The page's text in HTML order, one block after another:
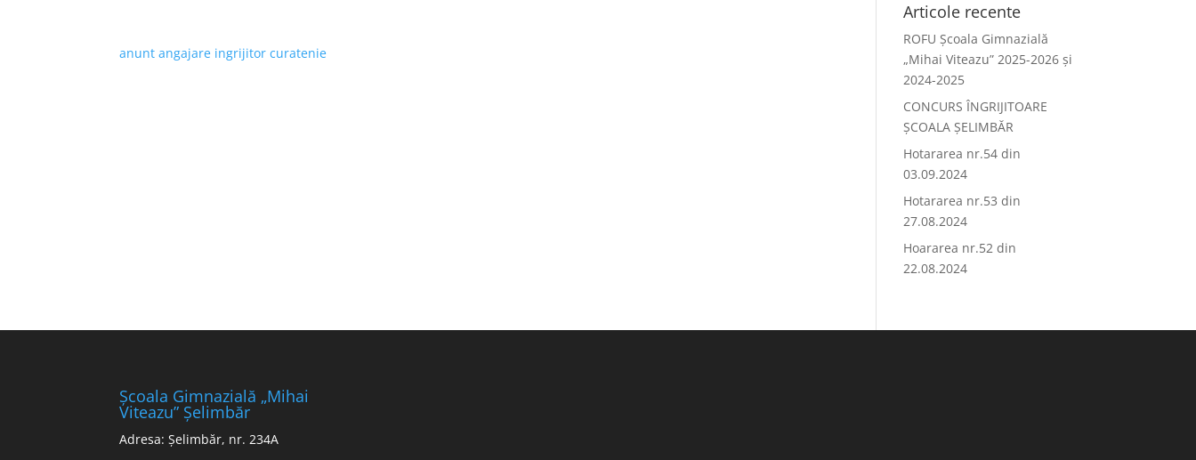
anunt angajare ingrijitor curatenie
Articole recente
ROFU Școala Gimnazială
„Mihai Viteazu” 2025-2026 și
2024-2025
CONCURS ÎNGRIJITOARE
ȘCOALA ȘELIMBĂR
Hotararea nr.54 din
03.09.2024
Hotararea nr.53 din
27.08.2024
Hoararea nr.52 din
22.08.2024
Școala Gimnazială „Mihai
Viteazu” Șelimbăr
Adresa: Șelimbăr, nr. 234A